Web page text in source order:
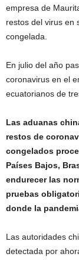
empresa de
restos del virus en
congelada.
En julio del año
coronavirus en el
ecuatorianos de
Las aduanas
restos de
congelados
Países Bajos,
endurecer las
pruebas
donde la
Las autoridades
detectada por